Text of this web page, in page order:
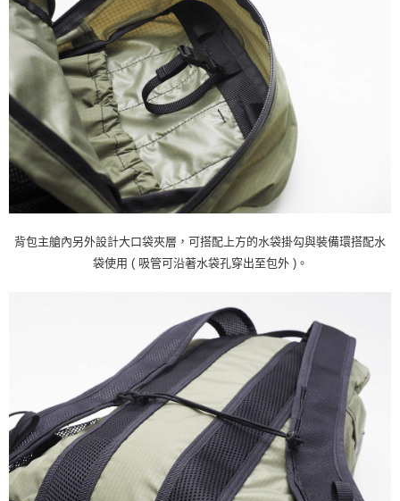
背包主艙內另外設計大口袋夾層，可搭配上方的水袋掛勾與裝備環搭配水
袋使用 ( 吸管可沿著水袋孔穿出至包外 )。